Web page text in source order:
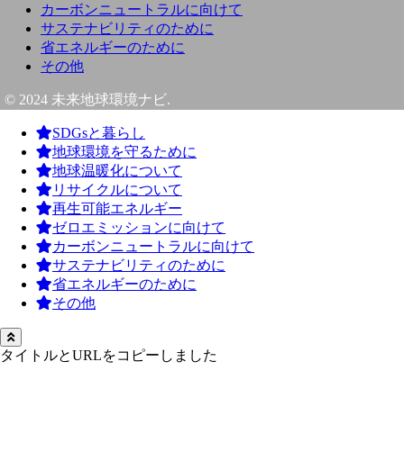
カーボンニュートラルに向けて
サステナビリティのために
省エネルギーのために
その他
© 2024 未来地球環境ナビ.
SDGsと暮らし
地球環境を守るために
地球温暖化について
リサイクルについて
再生可能エネルギー
ゼロエミッションに向けて
カーボンニュートラルに向けて
サステナビリティのために
省エネルギーのために
その他
タイトルとURLをコピーしました